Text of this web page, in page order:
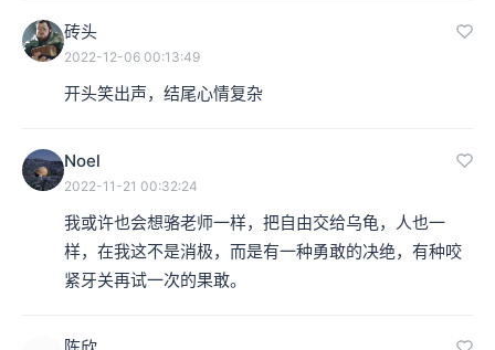
砖头
2022-12-06 00:13:49
开头笑出声，结尾心情复杂
Noel
2022-11-21 00:32:24
我或许也会想骆老师一样，把自由交给乌龟，人也一
样，在我这不是消极，而是有一种勇敢的决绝，有种咬
紧牙关再试一次的果敢。